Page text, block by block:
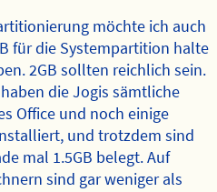
möchte ich auch
für die Systempartition halte
2GB sollten reichlich sein.
die Jogis sämtliche
Office und noch einige
und trotzdem sind
mal 1.5GB belegt. Auf
sind gar weniger als